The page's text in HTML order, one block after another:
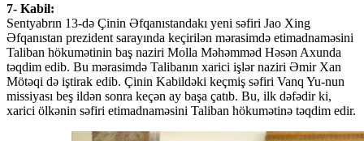
7- Kabil:
Sentyabrın 13-də Çinin Əfqanıstandakı yeni səfiri Jao Xing
Əfqanıstan prezident sarayında keçirilən mərasimdə etimadnaməsini
Taliban hökumətinin baş naziri Molla Məhəmməd Həsən Axunda
təqdim edib. Bu mərasimdə Talibanın xarici işlər naziri Əmir Xan
Mötəqi də iştirak edib. Çinin Kabildəki keçmiş səfiri Vanq Yu-nun
missiyası beş ildən sonra keçən ay başa çatıb. Bu, ilk dəfədir ki,
xarici ölkənin səfiri etimadnaməsini Taliban hökumətinə təqdim edir.